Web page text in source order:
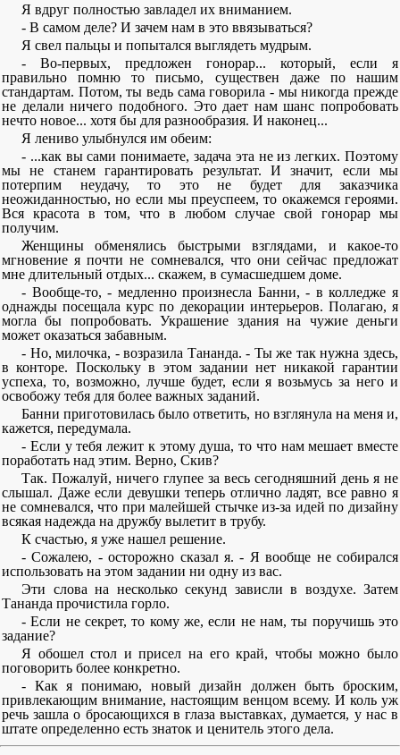
Я вдруг полностью завладел их вниманием.
- В самом деле? И зачем нам в это ввязываться?
Я свел пальцы и попытался выглядеть мудрым.
- Во-первых, предложен гонорар... который, если я
правильно помню то письмо, существен даже по нашим
стандартам. Потом, ты ведь сама говорила - мы никогда прежде
не делали ничего подобного. Это дает нам шанс попробовать
нечто новое... хотя бы для разнообразия. И наконец...
Я лениво улыбнулся им обеим:
- ...как вы сами понимаете, задача эта не из легких. Поэтому
мы не станем гарантировать результат. И значит, если мы
потерпим неудачу, то это не будет для заказчика
неожиданностью, но если мы преуспеем, то окажемся героями.
Вся красота в том, что в любом случае свой гонорар мы
получим.
Женщины обменялись быстрыми взглядами, и какое-то
мгновение я почти не сомневался, что они сейчас предложат
мне длительный отдых... скажем, в сумасшедшем доме.
- Вообще-то, - медленно произнесла Банни, - в колледже я
однажды посещала курс по декорации интерьеров. Полагаю, я
могла бы попробовать. Украшение здания на чужие деньги
может оказаться забавным.
- Но, милочка, - возразила Тананда. - Ты же так нужна здесь,
в конторе. Поскольку в этом задании нет никакой гарантии
успеха, то, возможно, лучше будет, если я возьмусь за него и
освобожу тебя для более важных заданий.
Банни приготовилась было ответить, но взглянула на меня и,
кажется, передумала.
- Если у тебя лежит к этому душа, то что нам мешает вместе
поработать над этим. Верно, Скив?
Так. Пожалуй, ничего глупее за весь сегодняшний день я не
слышал. Даже если девушки теперь отлично ладят, все равно я
не сомневался, что при малейшей стычке из-за идей по дизайну
всякая надежда на дружбу вылетит в трубу.
К счастью, я уже нашел решение.
- Сожалею, - осторожно сказал я. - Я вообще не собирался
использовать на этом задании ни одну из вас.
Эти слова на несколько секунд зависли в воздухе. Затем
Тананда прочистила горло.
- Если не секрет, то кому же, если не нам, ты поручишь это
задание?
Я обошел стол и присел на его край, чтобы можно было
поговорить более конкретно.
- Как я понимаю, новый дизайн должен быть броским,
привлекающим внимание, настоящим венцом всему. И коль уж
речь зашла о бросающихся в глаза выставках, думается, у нас в
штате определенно есть знаток и ценитель этого дела.